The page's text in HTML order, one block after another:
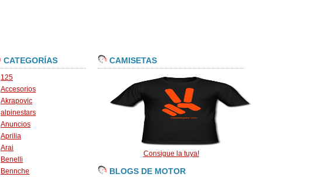
CATEGORÍAS
125
Accesorios
Akrapovic
alpinestars
Anuncios
Aprilia
Arai
Benelli
Bennche
CAMISETAS
Consigue la tuya!
BLOGS DE MOTOR